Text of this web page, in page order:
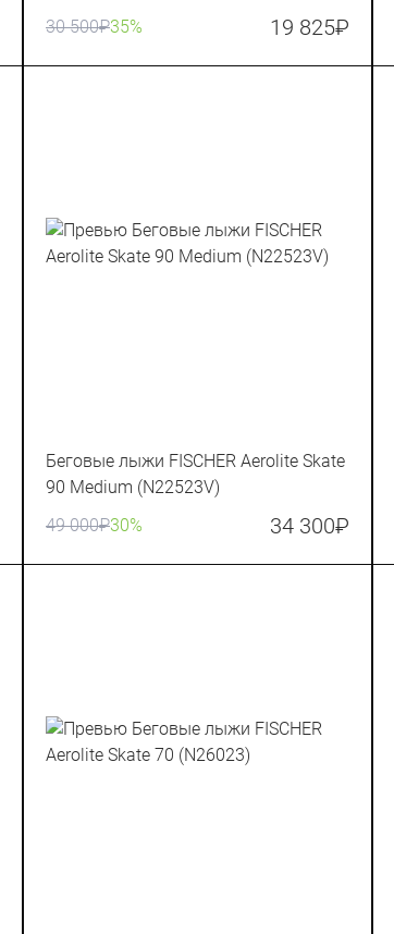
30 500₽35% 19 825₽
Беговые лыжи FISCHER Aerolite Skate
90 Medium (N22523V)
49 000₽30% 34 300₽